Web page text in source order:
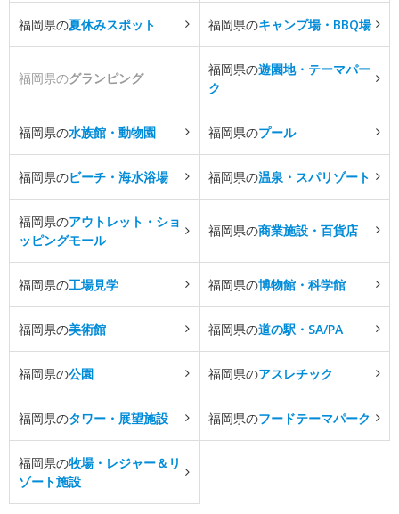
福岡県の夏休みスポット 福岡県のキャンプ場・BBQ場
福岡県のグランピング
福岡県の遊園地・テーマパー
ク
福岡県の水族館・動物園 福岡県のプール
福岡県のビーチ・海水浴場 福岡県の温泉・スパリゾート
福岡県のアウトレット・ショ
ッピングモール
福岡県の商業施設・百貨店
福岡県の工場見学 福岡県の博物館・科学館
福岡県の美術館 福岡県の道の駅・SA/PA
福岡県の公園 福岡県のアスレチック
福岡県のタワー・展望施設 福岡県のフードテーマパーク
福岡県の牧場・レジャー＆リ
ゾート施設